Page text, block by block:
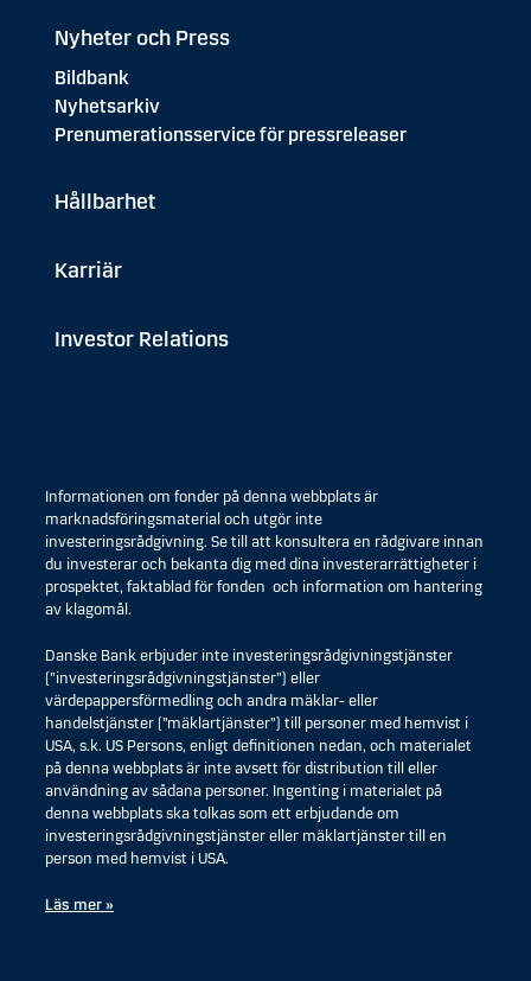
Nyheter och Press
Bildbank
Nyhetsarkiv
Prenumerationsservice för pressreleaser
Hållbarhet
Karriär
Investor Relations
Informationen om fonder på denna webbplats är
marknadsföringsmaterial och utgör inte
investeringsrådgivning. Se till att konsultera en rådgivare innan
du investerar och bekanta dig med dina investerarrättigheter i
prospektet, faktablad för fonden och information om hantering
av klagomål.
Danske Bank erbjuder inte investeringsrådgivningstjänster
(”investeringsrådgivningstjänster”) eller
värdepappersförmedling och andra mäklar- eller
handelstjänster (”mäklartjänster”) till personer med hemvist i
USA, s.k. US Persons, enligt definitionen nedan, och materialet
på denna webbplats är inte avsett för distribution till eller
användning av sådana personer. Ingenting i materialet på
denna webbplats ska tolkas som ett erbjudande om
investeringsrådgivningstjänster eller mäklartjänster till en
person med hemvist i USA.
Läs mer »